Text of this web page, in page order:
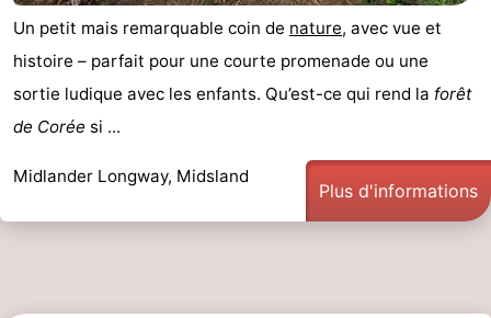
Un petit mais remarquable coin de nature, avec vue et
histoire – parfait pour une courte promenade ou une
sortie ludique avec les enfants. Qu’est-ce qui rend la forêt
de Corée si ...
Midlander Longway, Midsland
Plus d'informations